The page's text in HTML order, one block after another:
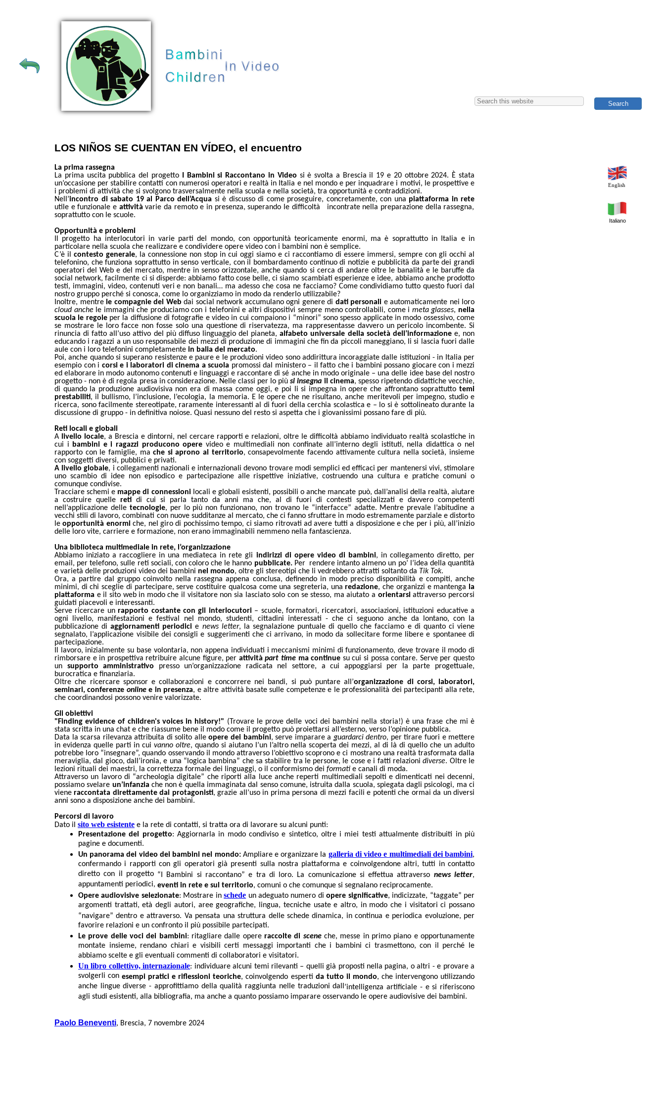
LOS NIÑOS SE CUENTAN EN VÍDEO, el encuentro
La prima rassegna
La prima uscita pubblica del progettoI Bambini si Raccontano in Video si è svolta a Brescia il 19 e 20 ottobre 2024. È stata
un’occasione per stabilire contatti con numerosi operatori e realtà in Italia e nel mondo e per inquadrare i motivi, le prospettive e
i problemi di attività che si svolgono trasversalmente nella scuola e nella società, tra opportunità e contraddizioni.
Nell’incontro di sabato 19 al Parco dell’Acqua si è discusso di come proseguire, concretamente, con una piattaforma in rete
utile e funzionale e attività varie da remoto e in presenza, superando le difficoltà incontrate nella preparazione della rassegna,
soprattutto con le scuole.
Opportunità e problemi
Il progetto ha interlocutori in varie parti del mondo, con opportunità teoricamente enormi, ma è soprattutto in Italia e in
particolare nella scuola che realizzare e condividere opere video con i bambini non è semplice.
C’è il contesto generale, la connessione non stop in cui oggi siamo e ci raccontiamo di essere immersi, sempre con gli occhi al
telefonino, che funziona soprattutto in senso verticale, con il bombardamento continuo di notizie e pubblicità da parte dei grandi
operatori del Web e del mercato, mentre in senso orizzontale, anche quando si cerca di andare oltre le banalità e le baruffe da
social network, facilmente ci si disperde: abbiamo fatto cose belle, ci siamo scambiati esperienze e idee, abbiamo anche prodotto
testi, immagini, video, contenuti veri e non banali… ma adesso che cosa ne facciamo? Come condividiamo tutto questo fuori dal
nostro gruppo perché si conosca, come lo organizziamo in modo da renderlo utilizzabile?
Inoltre, mentre le compagnie del Web dai social network accumulano ogni genere di dati personali e automaticamente nei loro
cloud anche le immagini che produciamo con i telefonini e altri dispositivi sempre meno controllabili, come i meta glasses, nella
scuola le regoleper la diffusione di fotografie e video in cui compaiono i “minori” sono spesso applicate in modo ossessivo, come
se mostrare le loro facce non fosse solo una questione di riservatezza, ma rappresentasse davvero un pericolo incombente. Si
rinuncia di fatto all’uso attivo del
più diffuso linguaggio del pianeta,alfabeto universale della società dell ’informazionee, non
educando i ragazzi a un uso responsabile dei mezzi di produzione di immagini che fin da piccoli maneggiano, li si lascia fuori dalle
aule con i loro telefonini completamente in balia del mercato.
Poi, anche quando si superano resistenze e paure e le produzioni video sono addirittura incoraggiate dalle istituzioni - in Italia per
esempio con i corsi e i laboratori di cinema a scuola promossi dal ministero – il fatto che i bambini possano giocare con i mezzi
ed elaborare in modo autonomo contenuti e linguaggi e raccontare di sé anche in modo originale – una delle idee base del nostro
progetto - non è di regola presa in considerazione. Nelle classi per lo piùsi insegna il cinema, spesso ripetendo didattiche vecchie,
di quando la produzione audiovisiva non era di massa come oggi, e poi li si impegna in opere che affrontano soprattutto temi
prestabiliti, il bullismo, l’inclusione, l’ecologia, la memoria. E le opere che ne risultano, anche meritevoli per impegno, studio e
ricerca, sono facilmente stereotipate, raramente interessanti al di fuori della cerchia scolastica e – lo si è sottolineato durante la
discussione di gruppo - in definitiva noiose. Quasi nessuno del resto si aspetta che i giovanissimi possano fare di più.
Reti locali e globali
A livello locale, a Brescia e dintorni, nel cercare rapporti e relazioni, oltre le difficoltà abbiamo individuato realtà scolastiche in
cui i bambini e i ragazzi producono opere video e multimediali non confinate all’interno degli istituti, nella didattica o nel
rapporto con le famiglie, mache si aprono al territorio, consapevolmente facendo attivamente cultura nella società, insieme
con soggetti diversi, pubblici e privati.
A livello globale, i collegamenti nazionali e internazionali devono trovare modi semplici ed efficaci per mantenersi vivi, stimolare
uno scambio di idee non episodico e partecipazione alle rispettive iniziative, costruendo una cultura e pratiche comuni o
comunque condivise.
Tracciare schemi e mappe di connessioni locali e globali esistenti, possibili o anche mancate può, dall ’analisi della realtà, aiutare
a costruire quelle reti di cui si parla tanto da anni ma che, al di fuori di contesti specializzati e davvero competenti
nell’applicazione delle tecnologie, per lo più non funzionano, non trovano le “interfacce” adatte. Mentre prevale l’abitudine a
vecchi stili di lavoro, combinati con nuove sudditanze al mercato, che ci fanno sfruttare in modo estremamente parziale e distorto
leopportunità enormiche, nel giro di pochissimo tempo, ci siamo ritrovati ad avere tutti a disposizione e che per i più, all ’inizio
delle loro vite, carriere e formazione, non erano immaginabili nemmeno nella fantascienza.
Una biblioteca multimediale in rete, l’organizzazione
Abbiamo iniziato a raccogliere in una mediateca in rete gli indirizzi di opere video di bambini, in collegamento diretto, per
email, per telefono, sulle reti sociali, con coloro che le hanno pubblicate.Per rendere intanto almeno un po’ l’idea della quantità
e varietà delle produzioni video dei bambini nel mondo, oltre gli stereotipi che li vedrebbero attratti soltanto da Tik Tok.
Ora, a partire dal gruppo coinvolto nella rassegna appena conclusa, definendo in modo preciso disponibilità e compiti, anche
minimi, di chi sceglie di partecipare, serve costituire qualcosa come una segreteria, unaredazione, che organizzi e mantenga
la
piattaforma e il sito web in modo che il visitatore non sia lasciato solo con se stesso, ma aiutato a orientarsiattraverso percorsi
guidati piacevoli e interessanti.
Serve ricercare unrapporto costante con gli interlocutori– scuole, formatori, ricercatori, associazioni, istituzioni educative a
ogni livello, manifestazioni e festival nel mondo, studenti, cittadini interessati - che ci seguono anche da lontano, con la
pubblicazione diaggiornamenti periodici e news letter, la segnalazione puntuale di quello che facciamo e di quanto ci viene
segnalato, l’applicazione visibile dei consigli e suggerimenti che ci arrivano, in modo da sollecitare forme libere e spontanee di
partecipazione.
Il lavoro, inizialmente su base volontaria, non appena individuati i meccanismi minimi di funzionamento, deve trovare il modo di
rimborsare e in prospettiva retribuire alcune figure, per attivitàpart time ma continue su cui si possa contare. Serve per questo
un supporto amministrativo presso un’organizzazione radicata nel settore, a cui appoggiarsi per la parte progettuale,
burocratica e finanziaria.
Oltre che ricercare sponsor e collaborazioni e concorrere nei bandi, si può puntare all ’organizzazione di corsi, laboratori,
seminari, conferenze onlinee in presenza, e altre attività basate sulle competenze e le professionalità dei partecipanti alla rete,
che coordinandosi possono venire valorizzate.
Gli obiettivi
"Finding evidence of children's voices in history!" (Trovare le prove delle voci dei bambini nella storia!) è una frase che mi è
stata scritta in una chat e che riassume bene il modo come il progetto può proiettarsi all ’esterno, verso l’opinione pubblica.
Data la scarsa rilevanza attribuita di solito alleopere dei bambini, serve imparare a guardarci dentro, per tirare fuori e mettere
in evidenza quelle parti in cui vanno oltre, quando si aiutano l’un l’altro nella scoperta dei mezzi, al di là di quello che un adulto
potrebbe loro “insegnare”, quando osservando il mondo attraverso l’obiettivo scoprono e ci mostrano una realtà trasformata dalla
meraviglia, dal gioco, dall ’ironia, e una “logica bambina” che sa stabilire tra le persone, le cose e i fatti relazionidiverse. Oltre le
lezioni rituali dei maestri, la correttezza formale dei linguaggi, o il conformismo dei formati e canali di moda.
Attraverso un lavoro di “archeologia digitale” che riporti alla luce anche reperti multimediali sepolti e dimenticati nei decenni,
possiamo svelare un’infanzia che non è quella immaginata dal senso comune, istruita dalla scuola, spiegata dagli psicologi, ma ci
vieneraccontata direttamente dai protagonisti, grazie all’uso in prima persona di mezzi facili e potenti che ormai da un diversi
anni sono a disposizione anche dei bambini.
Percorsi di lavoro
Dato il sito web esistente e la rete di contatti, si tratta ora di lavorare su alcuni punti:
Presentazione del progetto: Aggiornarla in modo condiviso e sintetico, oltre i miei testi attualmente distribuiti in più
pagine e documenti.
Un panorama dei video dei bambini nel mondo:Ampliare e organizzare la galleria di video e multimediali dei bambini,
confermando i rapporti con gli operatori già presenti sulla nostra piattaforma e coinvolgendone altri, tutti in contatto
diretto con il progetto “I Bambini si raccontano” e tra di loro. La comunicazione si effettua attraverso news letter,
appuntamenti periodici, eventi in rete e sul territorio, comuni o che comunque si segnalano reciprocamente.
Opere audiovisive selezionate: Mostrare inschede un adeguato numero diopere significative, indicizzate, “taggate” per
argomenti trattati, età degli autori, aree geografiche, lingua, tecniche usate e altro, in modo che i visitatori ci possano
“navigare” dentro e attraverso. Va pensata una struttura delle schede dinamica, in continua e periodica evoluzione, per
favorire relazioni e un confronto il più possibile partecipati.
Le prove delle voci dei bambini: ritagliare dalle opereraccolte di sceneche, messe in primo piano e opportunamente
montate insieme, rendano chiari e visibili certi messaggi importanti che i bambini ci trasmettono, con il perché le
abbiamo scelte e gli eventuali commenti di collaboratori e visitatori.
Un libro collettivo, internazionale: individuare alcuni temi rilevanti – quelli già proposti nella pagina, o altri - e provare a
svolgerli conesempi pratici e riflessioni teoriche, coinvolgendo esperti da tutto il mondo, che intervengono utilizzando
anche lingue diverse - approfittiamo della qualità raggiunta nelle traduzioni dall’intelligenza artificiale - e si riferiscono
agli studi esistenti, alla bibliografia, ma anche a quanto possiamo imparare osservando le opere audiovisive dei bambini.
Paolo Beneventi, Brescia, 7 novembre 2024
English
Italiano